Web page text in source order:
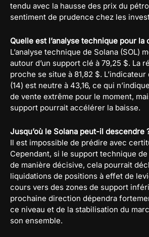
tendu avec la hausse des prix du
sentiment de prudence chez les
Quelle est l’analyse technique pour la
L’analyse technique de Solana (SOL)
autour d’un support clé à 79,25 $. La
proche se situe à 81,82 $. L’indicateur
(14) est neutre à 43,16, ce qui
de vente extrême pour le moment,
support pourrait accélérer la baisse.
Jusqu’où le Solana peut-il descendre
Il est impossible de prédire avec
Cependant, si le support technique
de manière décisive, cela pourrait
liquidations de positions à effet de
cours vers des zones de support
prochaine direction dépendra
ce niveau et de la stabilisation du
son ensemble.